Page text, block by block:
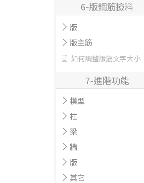
6-版鋼筋撿料
版
版主筋
如何調整版筋文字大小
7-進階功能
模型
柱
梁
牆
版
其它